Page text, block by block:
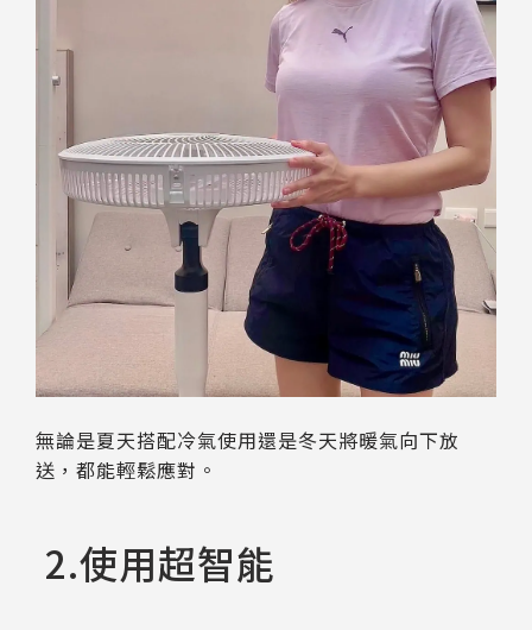
無論是夏天搭配冷氣使用還是冬天將暖氣向下放
送，都能輕鬆應對。
2.使用超智能